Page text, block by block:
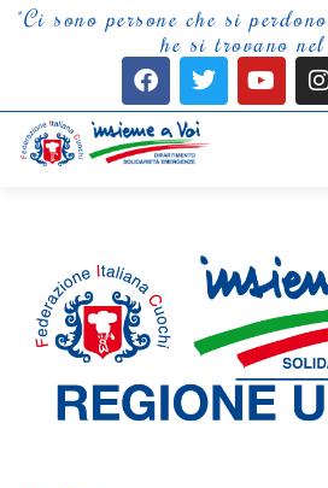
"Ci sono persone che si perdono
he si trovano nel